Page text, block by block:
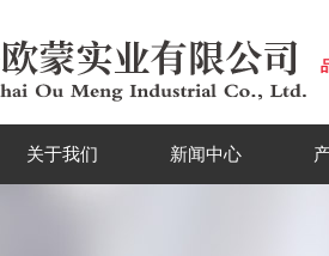
关于我们 新闻中心